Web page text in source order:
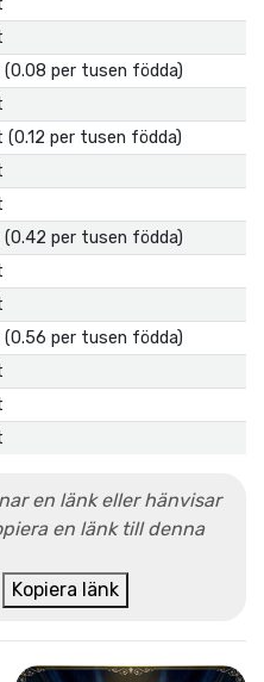
(0.08 per tusen födda)
(0.12 per tusen födda)
(0.42 per tusen födda)
(0.56 per tusen födda)
en länk eller hänvisar
en länk till denna
Kopiera länk